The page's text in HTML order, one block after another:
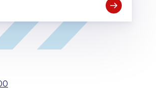
Open Meld